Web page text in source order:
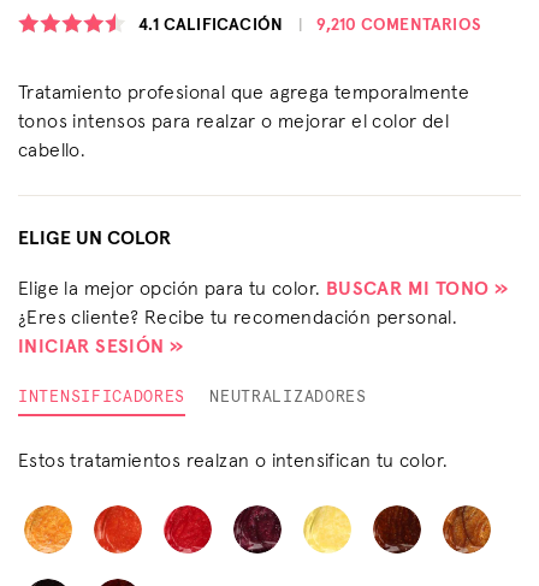
4.1 CALIFICACIÓN 9,210 COMENTARIOS
Tratamiento profesional que agrega temporalmente
tonos intensos para realzar o mejorar el color del
cabello.
ELIGE UN COLOR
Elige la mejor opción para tu color. BUSCAR MI TONO »
¿Eres cliente? Recibe tu recomendación personal.
INICIAR SESIÓN »
INTENSIFICADORES NEUTRALIZADORES
Estos tratamientos realzan o intensifican tu color.